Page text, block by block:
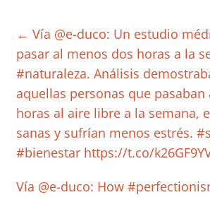
← Vía @e-duco: Un estudio
pasar al menos dos horas a la
#naturaleza. Análisis
aquellas personas que
horas al aire libre a la semana,
sanas y sufrían menos estrés.
#bienestar https://t.co/
Vía @e-duco: How